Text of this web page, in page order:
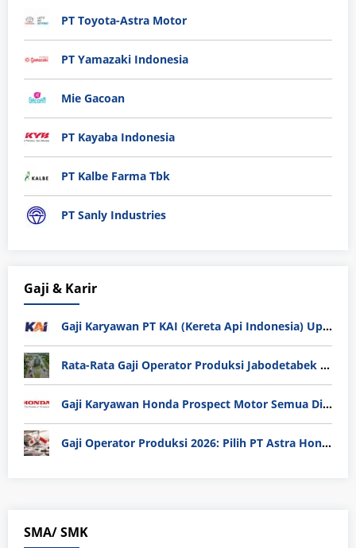
PT Toyota-Astra Motor
PT Yamazaki Indonesia
Mie Gacoan
PT Kayaba Indonesia
PT Kalbe Farma Tbk
PT Sanly Industries
Gaji & Karir
Gaji Karyawan PT KAI (Kereta Api Indonesia) Update 2025
Rata-Rata Gaji Operator Produksi Jabodetabek 2025: Bedah Tuntas UMK, Lemburan, dan Realita Hidup Buruh
Gaji Karyawan Honda Prospect Motor Semua Divisi
Gaji Operator Produksi 2026: Pilih PT Astra Honda Motor (AHM) atau Manufaktur di Jepang?
SMA/ SMK